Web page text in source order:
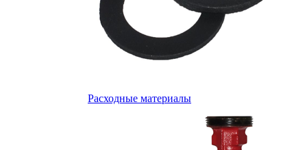
Расходные материалы